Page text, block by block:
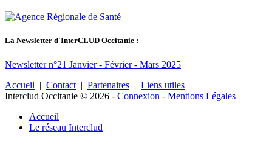
La Newsletter d'InterCLUD Occitanie :
Newsletter n°21 Janvier - Février - Mars 2025
Accueil | Contact | Partenaires | Liens utiles
Interclud Occitanie © 2026 - Connexion - Mentions Légales
Accueil
Le réseau Interclud